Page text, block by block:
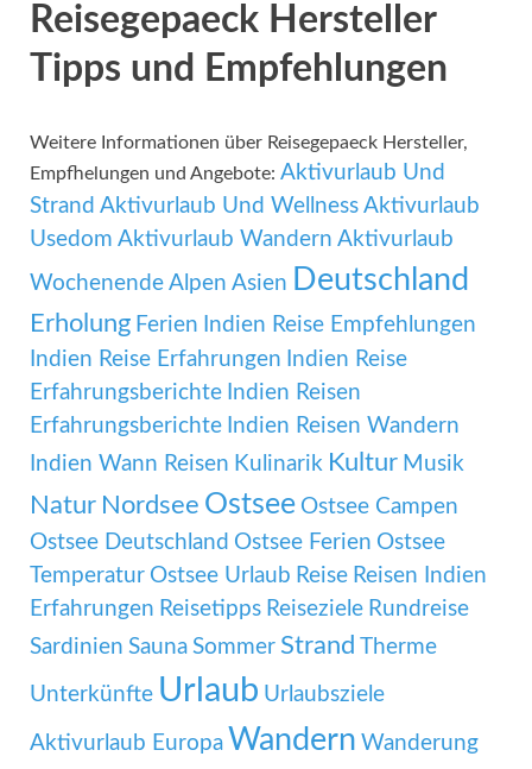
Reisegepaeck Hersteller
Tipps und Empfehlungen
Weitere Informationen über Reisegepaeck Hersteller,
Empfhelungen und Angebote: Aktivurlaub Und
Strand Aktivurlaub Und Wellness Aktivurlaub
Usedom Aktivurlaub Wandern Aktivurlaub
Wochenende Alpen Asien Deutschland
Erholung Ferien Indien Reise Empfehlungen
Indien Reise Erfahrungen Indien Reise
Erfahrungsberichte Indien Reisen
Erfahrungsberichte Indien Reisen Wandern
Indien Wann Reisen Kulinarik Kultur Musik
Natur Nordsee Ostsee Ostsee Campen
Ostsee Deutschland Ostsee Ferien Ostsee
Temperatur Ostsee Urlaub Reise Reisen Indien
Erfahrungen Reisetipps Reiseziele Rundreise
Sardinien Sauna Sommer Strand Therme
Unterkünfte Urlaub Urlaubsziele
Aktivurlaub Europa Wandern Wanderung